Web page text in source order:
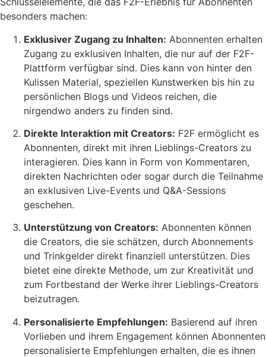
besonders machen:
Exklusiver Zugang zu Inhalten: Abonnenten erhalten
Zugang zu exklusiven Inhalten, die nur auf der F2F-
Plattform verfügbar sind. Dies kann von hinter den
Kulissen Material, speziellen Kunstwerken bis hin zu
persönlichen Blogs und Videos reichen, die
nirgendwo anders zu finden sind.
Direkte Interaktion mit Creators: F2F ermöglicht es
Abonnenten, direkt mit ihren Lieblings-Creators zu
interagieren. Dies kann in Form von Kommentaren,
direkten Nachrichten oder sogar durch die Teilnahme
an exklusiven Live-Events und Q&A-Sessions
geschehen.
Unterstützung von Creators: Abonnenten können
die Creators, die sie schätzen, durch Abonnements
und Trinkgelder direkt finanziell unterstützen. Dies
bietet eine direkte Methode, um zur Kreativität und
zum Fortbestand der Werke ihrer Lieblings-Creators
beizutragen.
Personalisierte Empfehlungen: Basierend auf ihren
Vorlieben und ihrem Engagement können Abonnenten
personalisierte Empfehlungen erhalten, die es ihnen